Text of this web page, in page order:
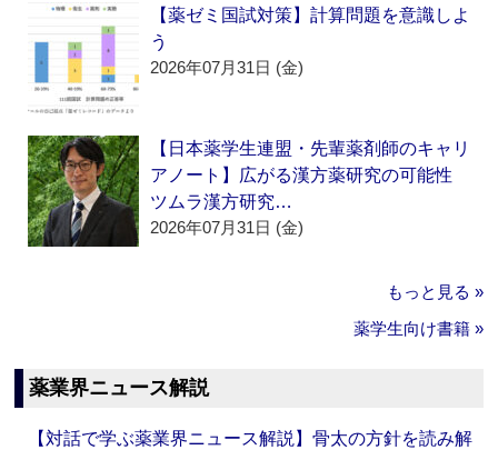
【薬ゼミ国試対策】計算問題を意識しよ
う
2026年07月31日 (金)
【日本薬学生連盟・先輩薬剤師のキャリ
アノート】広がる漢方薬研究の可能性
ツムラ漢方研究…
2026年07月31日 (金)
もっと見る »
薬学生向け書籍 »
薬業界ニュース解説
【対話で学ぶ薬業界ニュース解説】骨太の方針を読み解